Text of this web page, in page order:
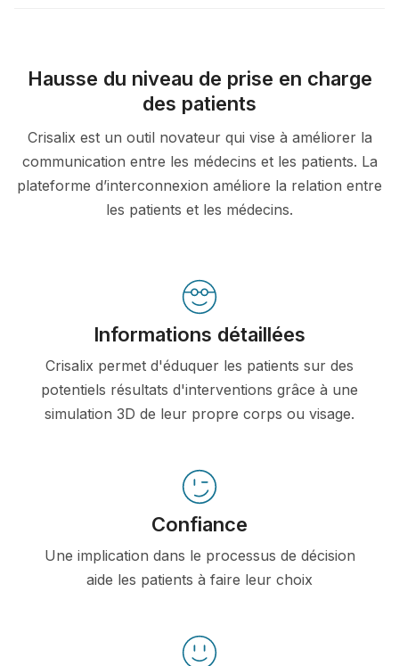
Hausse du niveau de prise en charge
des patients
Crisalix est un outil novateur qui vise à améliorer la
communication entre les médecins et les patients. La
plateforme d’interconnexion améliore la relation entre
les patients et les médecins.
Informations détaillées
Crisalix permet d'éduquer les patients sur des
potentiels résultats d'interventions grâce à une
simulation 3D de leur propre corps ou visage.
Confiance
Une implication dans le processus de décision
aide les patients à faire leur choix